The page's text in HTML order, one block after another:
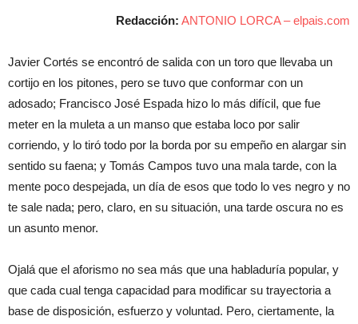
Redacción: ANTONIO LORCA – elpais.com
Javier Cortés se encontró de salida con un toro que llevaba un
cortijo en los pitones, pero se tuvo que conformar con un
adosado; Francisco José Espada hizo lo más difícil, que fue
meter en la muleta a un manso que estaba loco por salir
corriendo, y lo tiró todo por la borda por su empeño en alargar sin
sentido su faena; y Tomás Campos tuvo una mala tarde, con la
mente poco despejada, un día de esos que todo lo ves negro y no
te sale nada; pero, claro, en su situación, una tarde oscura no es
un asunto menor.
Ojalá que el aforismo no sea más que una habladuría popular, y
que cada cual tenga capacidad para modificar su trayectoria a
base de disposición, esfuerzo y voluntad. Pero, ciertamente, la